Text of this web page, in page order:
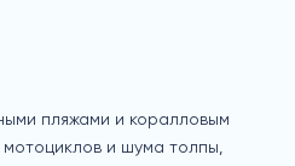
пляжами и коралловым
мотоциклов и шума толпы,